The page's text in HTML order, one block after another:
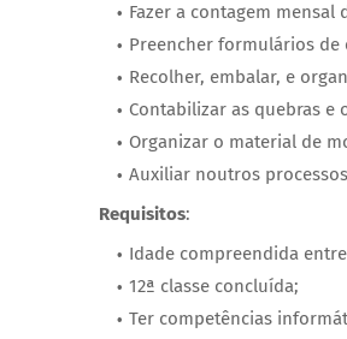
Fazer a contagem
Preencher formulários
Recolher, embalar, e
Contabilizar as quebras
Organizar o material de
Auxiliar noutros
Requisitos:
Idade compreendida
12ª classe concluída;
Ter competências